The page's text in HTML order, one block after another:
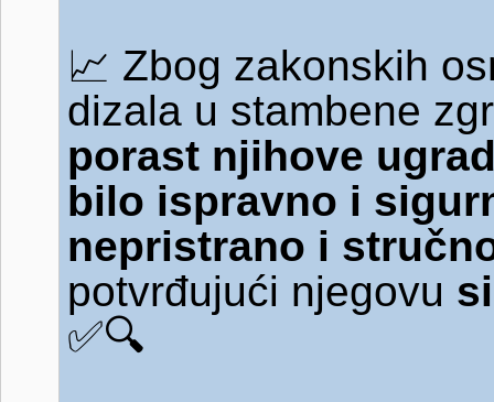
📈 Zbog zakonskih
dizala u stambene
porast njihove
bilo ispravno i
nepristrano i
potvrđujući njegovu
✅🔍